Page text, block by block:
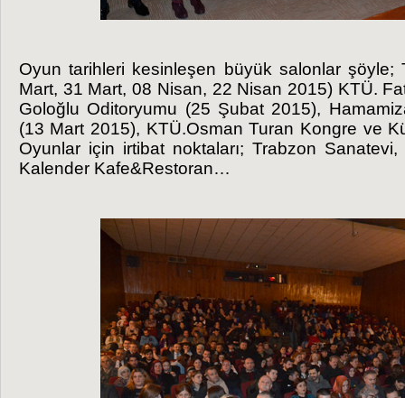
Oyun tarihleri kesinleşen büyük salonlar şöyle;
Mart, 31 Mart, 08 Nisan, 22 Nisan 2015) KTÜ.
Goloğlu Oditoryumu (25 Şubat 2015),
(13 Mart 2015), KTÜ.Osman Turan Kongre ve
Oyunlar için irtibat noktaları; Trabzon
Kalender Kafe&Restoran…